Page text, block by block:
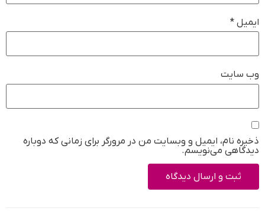
ایمیل *
وب‌ سایت
ذخیره نام، ایمیل و وبسایت من در مرورگر برای زمانی که دوباره
دیدگاهی می‌نویسم.